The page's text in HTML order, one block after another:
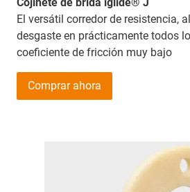
Cojinete de brida iglide® J
El versátil corredor de resistencia,
desgaste en prácticamente todos
coeficiente de fricción muy bajo
Comprar ahora